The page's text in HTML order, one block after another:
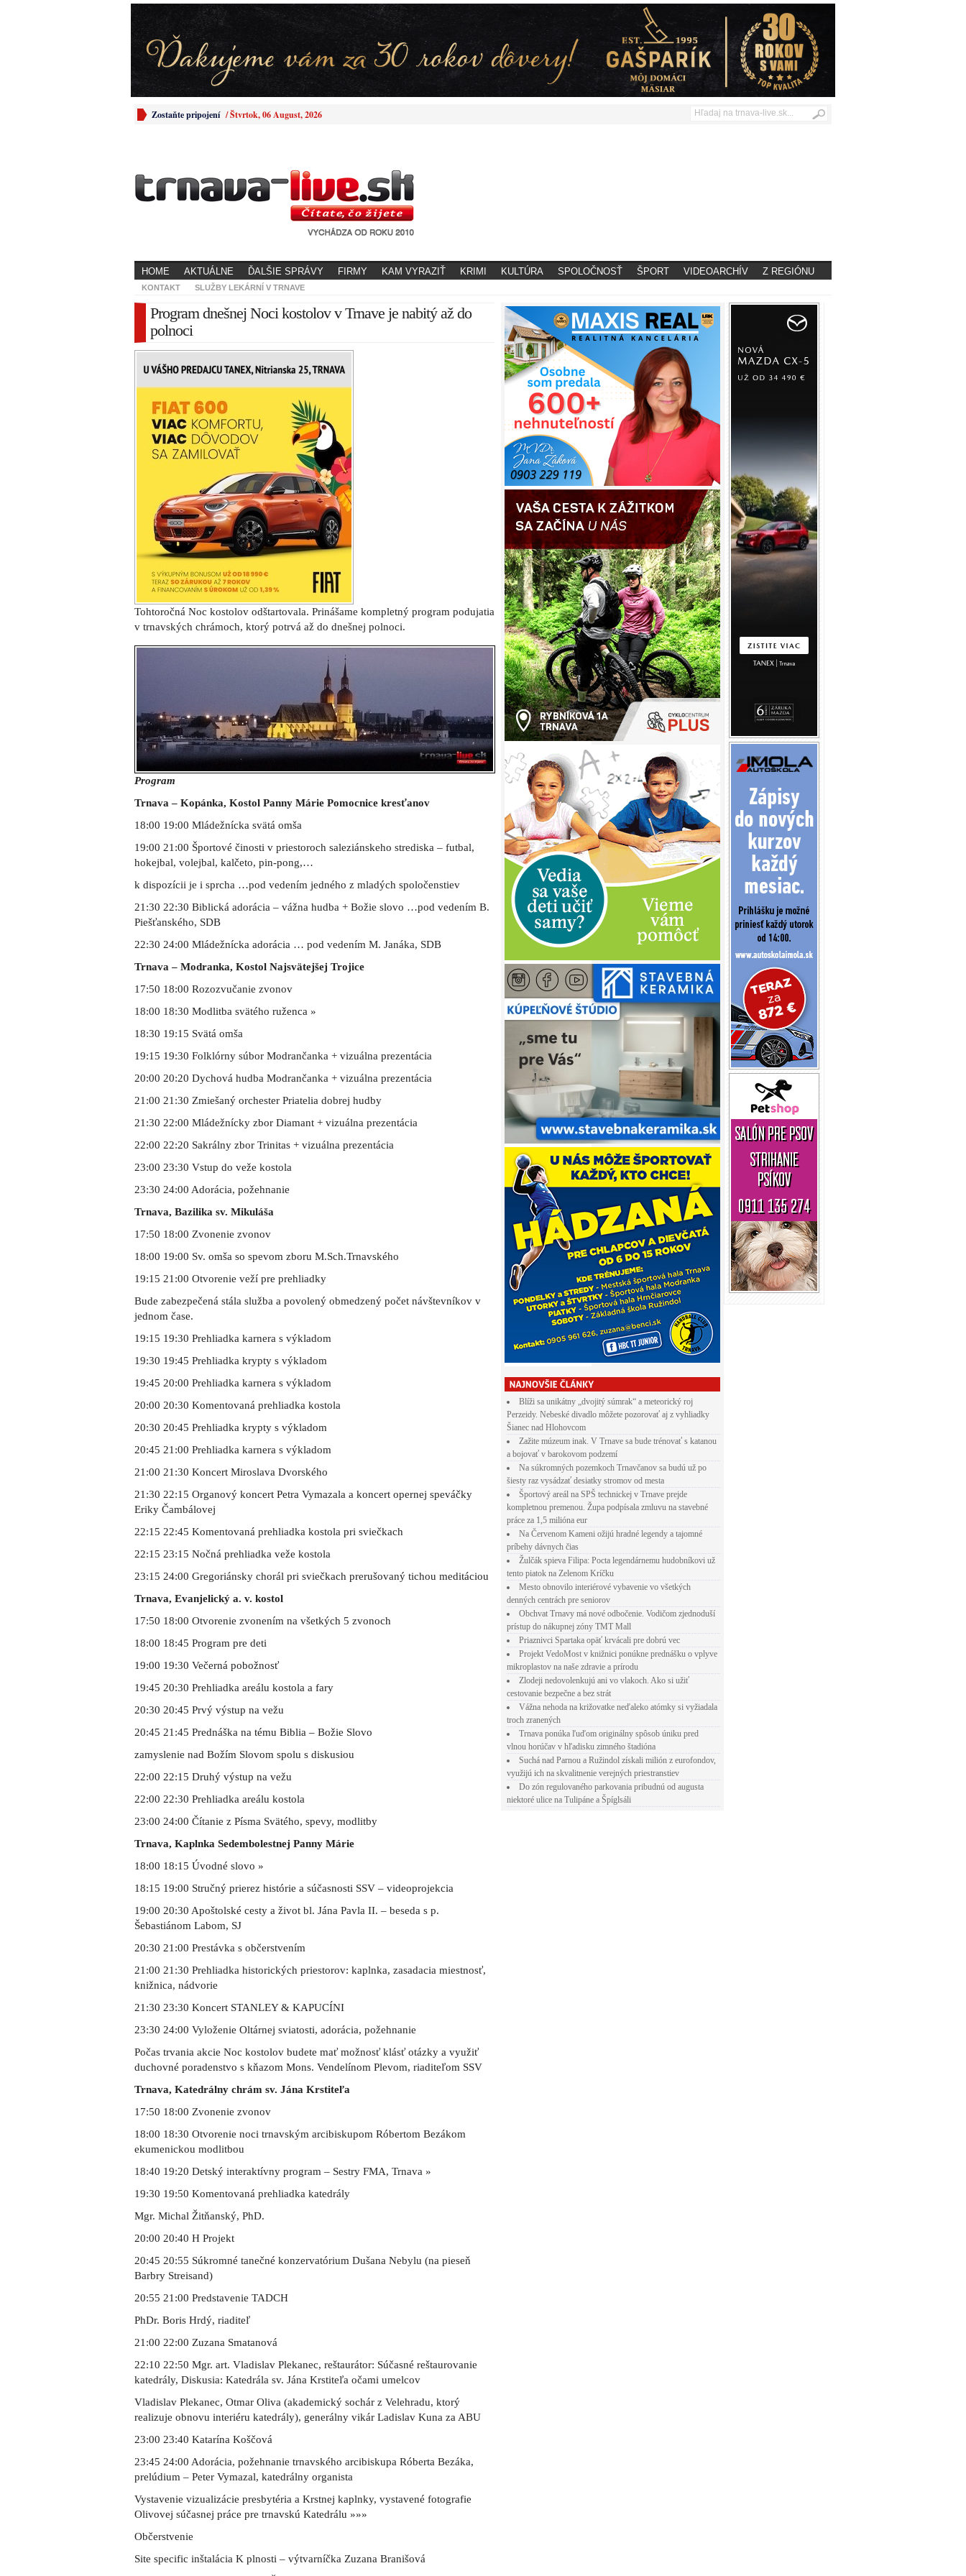
Zostaňte pripojení /Štvrtok, 06 August, 2026
HOME AKTUÁLNE ĎALŠIE SPRÁVY FIRMY KAM VYRAZIŤ KRIMI KULTÚRA SPOLOČNOSŤ ŠPORT VIDEOARCHÍV Z REGIÓNU
KONTAKT SLUŽBY LEKÁRNÍ V TRNAVE
Program dnešnej Noci kostolov v Trnave je nabitý až do
polnoci
Tohtoročná Noc kostolov odštartovala. Prinášame kompletný program podujatia
v trnavských chrámoch, ktorý potrvá až do dnešnej polnoci.
Program
Trnava – Kopánka, Kostol Panny Márie Pomocnice kresťanov
18:00 19:00 Mládežnícka svätá omša
19:00 21:00 Športové činosti v priestoroch saleziánskeho strediska – futbal,
hokejbal, volejbal, kalčeto, pin-pong,…
k dispozícii je i sprcha …pod vedením jedného z mladých spoločenstiev
21:30 22:30 Biblická adorácia – vážna hudba + Božie slovo …pod vedením B.
Piešťanského, SDB
22:30 24:00 Mládežnícka adorácia … pod vedením M. Janáka, SDB
Trnava – Modranka, Kostol Najsvätejšej Trojice
17:50 18:00 Rozozvučanie zvonov
18:00 18:30 Modlitba svätého ruženca »
18:30 19:15 Svätá omša
19:15 19:30 Folklórny súbor Modrančanka + vizuálna prezentácia
20:00 20:20 Dychová hudba Modrančanka + vizuálna prezentácia
21:00 21:30 Zmiešaný orchester Priatelia dobrej hudby
21:30 22:00 Mládežnícky zbor Diamant + vizuálna prezentácia
22:00 22:20 Sakrálny zbor Trinitas + vizuálna prezentácia
23:00 23:30 Vstup do veže kostola
23:30 24:00 Adorácia, požehnanie
Trnava, Bazilika sv. Mikuláša
17:50 18:00 Zvonenie zvonov
18:00 19:00 Sv. omša so spevom zboru M.Sch.Trnavského
19:15 21:00 Otvorenie veží pre prehliadky
Bude zabezpečená stála služba a povolený obmedzený počet návštevníkov v
jednom čase.
19:15 19:30 Prehliadka karnera s výkladom
19:30 19:45 Prehliadka krypty s výkladom
19:45 20:00 Prehliadka karnera s výkladom
20:00 20:30 Komentovaná prehliadka kostola
20:30 20:45 Prehliadka krypty s výkladom
20:45 21:00 Prehliadka karnera s výkladom
21:00 21:30 Koncert Miroslava Dvorského
21:30 22:15 Organový koncert Petra Vymazala a koncert opernej speváčky
Eriky Čambálovej
22:15 22:45 Komentovaná prehliadka kostola pri sviečkach
22:15 23:15 Nočná prehliadka veže kostola
23:15 24:00 Gregoriánsky chorál pri sviečkach prerušovaný tichou meditáciou
Trnava, Evanjelický a. v. kostol
17:50 18:00 Otvorenie zvonením na všetkých 5 zvonoch
18:00 18:45 Program pre deti
19:00 19:30 Večerná pobožnosť
19:45 20:30 Prehliadka areálu kostola a fary
20:30 20:45 Prvý výstup na vežu
20:45 21:45 Prednáška na tému Biblia – Božie Slovo
zamyslenie nad Božím Slovom spolu s diskusiou
22:00 22:15 Druhý výstup na vežu
22:00 22:30 Prehliadka areálu kostola
23:00 24:00 Čítanie z Písma Svätého, spevy, modlitby
Trnava, Kaplnka Sedembolestnej Panny Márie
18:00 18:15 Úvodné slovo »
18:15 19:00 Stručný prierez histórie a súčasnosti SSV – videoprojekcia
19:00 20:30 Apoštolské cesty a život bl. Jána Pavla II. – beseda s p.
Šebastiánom Labom, SJ
20:30 21:00 Prestávka s občerstvením
21:00 21:30 Prehliadka historických priestorov: kaplnka, zasadacia miestnosť,
knižnica, nádvorie
21:30 23:30 Koncert STANLEY & KAPUCÍNI
23:30 24:00 Vyloženie Oltárnej sviatosti, adorácia, požehnanie
Počas trvania akcie Noc kostolov budete mať možnosť klásť otázky a využiť
duchovné poradenstvo s kňazom Mons. Vendelínom Plevom, riaditeľom SSV
Trnava, Katedrálny chrám sv. Jána Krstiteľa
17:50 18:00 Zvonenie zvonov
18:00 18:30 Otvorenie noci trnavským arcibiskupom Róbertom Bezákom
ekumenickou modlitbou
18:40 19:20 Detský interaktívny program – Sestry FMA, Trnava »
19:30 19:50 Komentovaná prehliadka katedrály
Mgr. Michal Žitňanský, PhD.
20:00 20:40 H Projekt
20:45 20:55 Súkromné tanečné konzervatórium Dušana Nebylu (na pieseň
Barbry Streisand)
20:55 21:00 Predstavenie TADCH
PhDr. Boris Hrdý, riaditeľ
21:00 22:00 Zuzana Smatanová
22:10 22:50 Mgr. art. Vladislav Plekanec, reštaurátor: Súčasné reštaurovanie
katedrály, Diskusia: Katedrála sv. Jána Krstiteľa očami umelcov
Vladislav Plekanec, Otmar Oliva (akademický sochár z Velehradu, ktorý
realizuje obnovu interiéru katedrály), generálny vikár Ladislav Kuna za ABU
23:00 23:40 Katarína Koščová
23:45 24:00 Adorácia, požehnanie trnavského arcibiskupa Róberta Bezáka,
prelúdium – Peter Vymazal, katedrálny organista
Vystavenie vizualizácie presbytéria a Krstnej kaplnky, vystavené fotografie
Olivovej súčasnej práce pre trnavskú Katedrálu »»»
Občerstvenie
Site specific inštalácia K plnosti – výtvarníčka Zuzana Branišová
Blíži sa unikátny „dvojitý súmrak“ a meteorický roj
Perzeidy. Nebeské divadlo môžete pozorovať aj z vyhliadky
Šianec nad Hlohovcom
Zažite múzeum inak. V Trnave sa bude trénovať s katanou
a bojovať v barokovom podzemí
Na súkromných pozemkoch Trnavčanov sa budú už po
šiesty raz vysádzať desiatky stromov od mesta
Športový areál na SPŠ technickej v Trnave prejde
kompletnou premenou. Župa podpísala zmluvu na stavebné
práce za 1,5 milióna eur
Na Červenom Kameni ožijú hradné legendy a tajomné
príbehy dávnych čias
Žulčák spieva Filipa: Pocta legendárnemu hudobníkovi už
tento piatok na Zelenom Kríčku
Mesto obnovilo interiérové vybavenie vo všetkých
denných centrách pre seniorov
Obchvat Trnavy má nové odbočenie. Vodičom zjednoduší
prístup do nákupnej zóny TMT Mall
Priaznivci Spartaka opäť krvácali pre dobrú vec
Projekt VedoMost v knižnici ponúkne prednášku o vplyve
mikroplastov na naše zdravie a prírodu
Zlodeji nedovolenkujú ani vo vlakoch. Ako si užiť
cestovanie bezpečne a bez strát
Vážna nehoda na križovatke neďaleko atómky si vyžiadala
troch zranených
Trnava ponúka ľuďom originálny spôsob úniku pred
vlnou horúčav v hľadisku zimného štadióna
Suchá nad Parnou a Ružindol získali milión z eurofondov,
využijú ich na skvalitnenie verejných priestranstiev
Do zón regulovaného parkovania pribudnú od augusta
niektoré ulice na Tulipáne a Špíglsáli